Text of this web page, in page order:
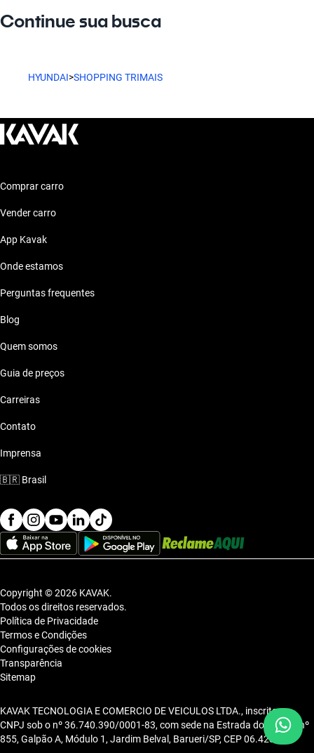
Continue sua busca
HYUNDAI>SHOPPING TRIMAIS
Comprar carro
Vender carro
App Kavak
Onde estamos
Perguntas frequentes
Blog
Quem somos
Guia de preços
Carreiras
Contato
Imprensa
🇧🇷 Brasil
Copyright © 2026 KAVAK.
Todos os direitos reservados.
Política de Privacidade
Termos e Condições
Configurações de cookies
Transparência
Sitemap
KAVAK TECNOLOGIA E COMERCIO DE VEICULOS LTDA., inscrita no
CNPJ sob o nº 36.740.390/0001-83, com sede na Estrada dos Alpes, nº
855, Galpão A, Módulo 1, Jardim Belval, Barueri/SP, CEP 06.423-080